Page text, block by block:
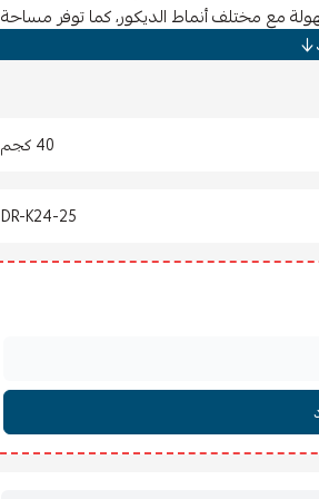
مع مختلف أنماط الديكور، كما توفر مساحة
يجعلها خيارًا عمليًا يدوم لفترة طويلة.
40 كجم
DR-K24-25